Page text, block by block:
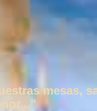
mesas,